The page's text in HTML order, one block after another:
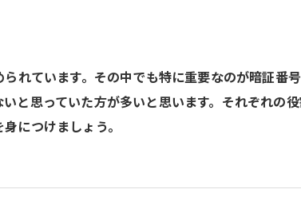
れています。その中でも特に重要なのが暗証番
と思っていた方が多いと思います。それぞれの
につけましょう。